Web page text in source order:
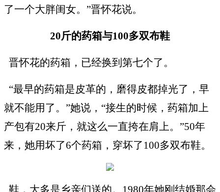
了一个大胖闺女。”晋怀花说。
20斤的药箱与100多双布鞋
晋怀花的药箱，已经换到第七个了。
“最早的药箱是皮革的，磨得皮都掉光了，早
就不能用了。”她说，“接生的时候，药箱加上
产包有20来斤，就这么一直挎在肩上。”50年
来，她用坏了6个药箱，穿坏了100多双布鞋。
鞋，大多是乡亲们送的。 1980年她刚结婚那会